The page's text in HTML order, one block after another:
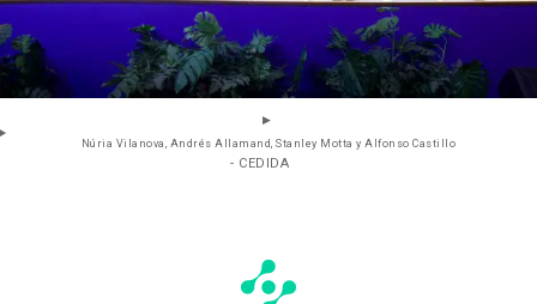
Núria Vilanova, Andrés Allamand, Stanley Motta y Alfonso Castillo
- CEDIDA